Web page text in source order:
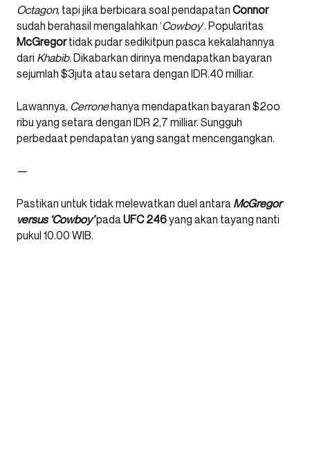
Octagon, tapi jika berbicara soal pendapatan Connor
sudah berahasil mengalahkan ‘Cowboy‘. Popularitas
McGregortidak pudar sedikitpun pasca kekalahannya
dari Khabib. Dikabarkan dirinya mendapatkan bayaran
sejumlah $3juta atau setara dengan IDR.40 milliar.
Lawannya, Cerronehanya mendapatkan bayaran $2oo
ribu yang setara dengan IDR 2,7 milliar. Sungguh
perbedaat pendapatan yang sangat mencengangkan.
—
Pastikan untuk tidak melewatkan duel antara McGregor
versus ‘Cowboy’padaUFC 246yang akan tayang nanti
pukul 10.00 WIB.